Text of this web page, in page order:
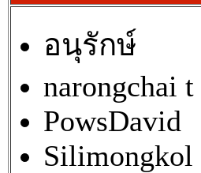
อนุรักษ์
narongchai t
PowsDavid
Silimongkol